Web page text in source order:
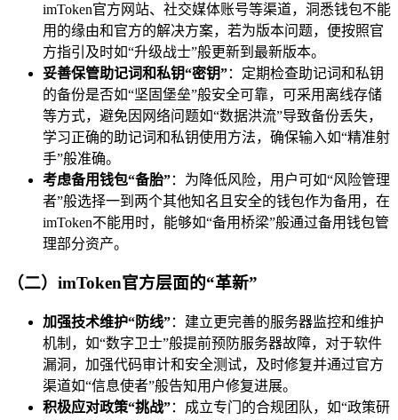
imToken官方网站、社交媒体账号等渠道，洞悉钱包不能
用的缘由和官方的解决方案，若为版本问题，便按照官
方指引及时如“升级战士”般更新到最新版本。
妥善保管助记词和私钥“密钥”：定期检查助记词和私钥
的备份是否如“坚固堡垒”般安全可靠，可采用离线存储
等方式，避免因网络问题如“数据洪流”导致备份丢失，
学习正确的助记词和私钥使用方法，确保输入如“精准射
手”般准确。
考虑备用钱包“备胎”：为降低风险，用户可如“风险管理
者”般选择一到两个其他知名且安全的钱包作为备用，在
imToken不能用时，能够如“备用桥梁”般通过备用钱包管
理部分资产。
（二）imToken官方层面的“革新”
加强技术维护“防线”：建立更完善的服务器监控和维护
机制，如“数字卫士”般提前预防服务器故障，对于软件
漏洞，加强代码审计和安全测试，及时修复并通过官方
渠道如“信息使者”般告知用户修复进展。
积极应对政策“挑战”：成立专门的合规团队，如“政策研